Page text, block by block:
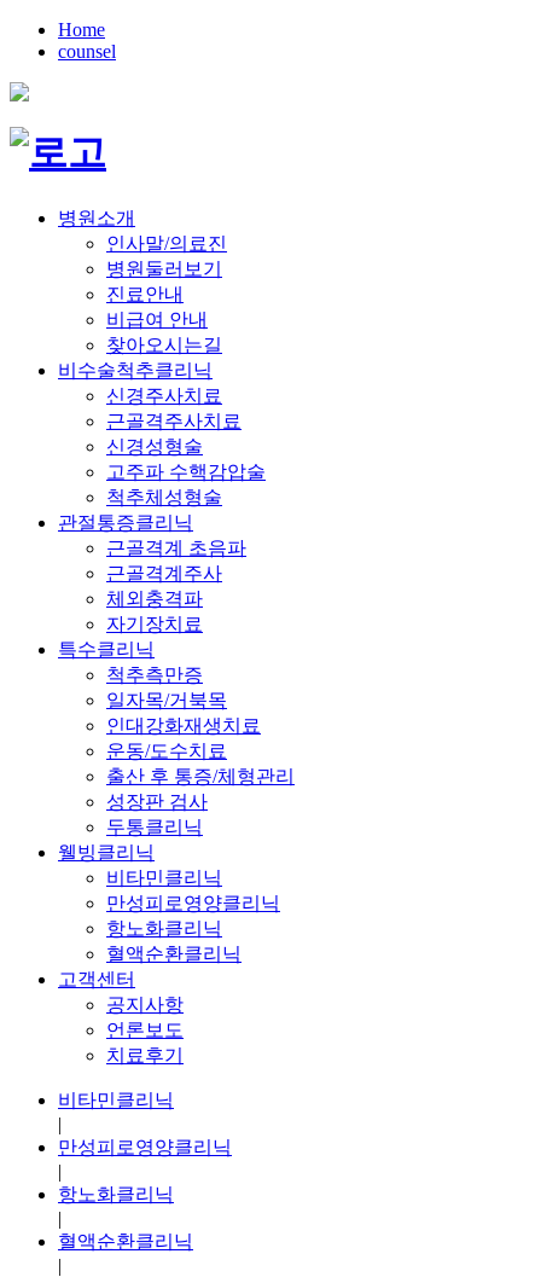
Home
counsel
병원소개
인사말/의료진
병원둘러보기
진료안내
비급여 안내
찾아오시는길
비수술척추클리닉
신경주사치료
근골격주사치료
신경성형술
고주파 수핵감압술
척추체성형술
관절통증클리닉
근골격계 초음파
근골격계주사
체외충격파
자기장치료
특수클리닉
척추측만증
일자목/거북목
인대강화재생치료
운동/도수치료
출산 후 통증/체형관리
성장판 검사
두통클리닉
웰빙클리닉
비타민클리닉
만성피로영양클리닉
항노화클리닉
혈액순환클리닉
고객센터
공지사항
언론보도
치료후기
비타민클리닉
|
만성피로영양클리닉
|
항노화클리닉
|
혈액순환클리닉
|